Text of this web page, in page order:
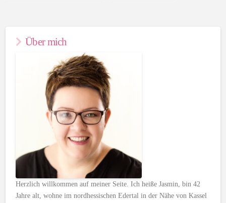
Über mich
Herzlich willkommen auf meiner Seite. Ich heiße Jasmin, bin 42
Jahre alt, wohne im nordhessischen Edertal in der Nähe von Kassel